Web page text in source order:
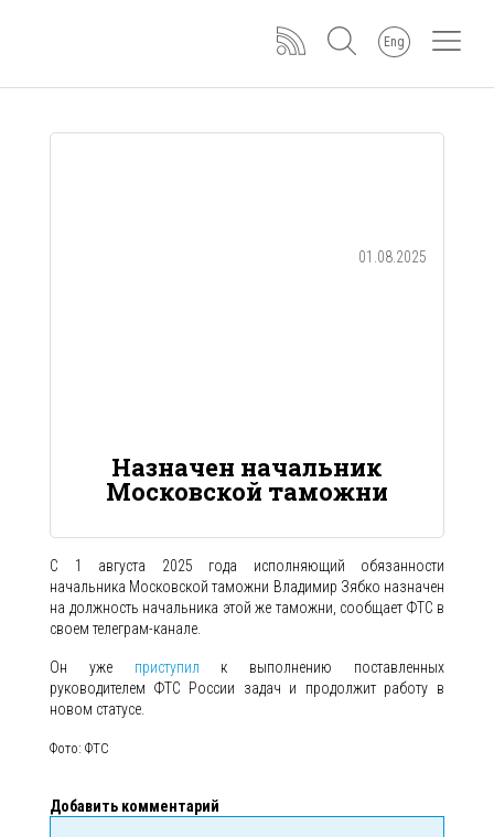
Eng
01.08.2025
Назначен начальник
Московской таможни
С 1 августа 2025 года исполняющий обязанности
начальника Московской таможни Владимир Зябко назначен
на должность начальника этой же таможни, сообщает ФТС в
своем телеграм-канале.
Он уже приступил к выполнению поставленных
руководителем ФТС России задач и продолжит работу в
новом статусе.
Фото: ФТС
Добавить комментарий